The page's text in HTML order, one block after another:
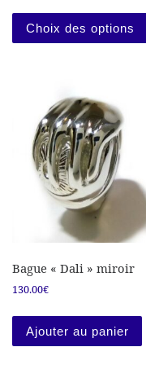
Choix des options
Bague « Dali » miroir
130.00€
Ajouter au panier